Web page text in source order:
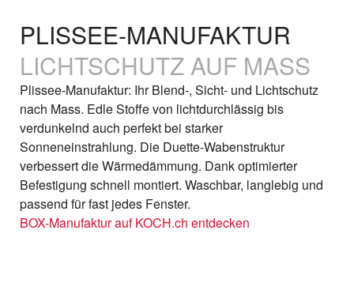
PLISSEE-MANUFAKTUR
LICHTSCHUTZ AUF MASS
Plissee-Manufaktur: Ihr Blend-, Sicht- und Lichtschutz
nach Mass. Edle Stoffe von lichtdurchlässig bis
verdunkelnd auch perfekt bei starker
Sonneneinstrahlung. Die Duette-Wabenstruktur
verbessert die Wärmedämmung. Dank optimierter
Befestigung schnell montiert. Waschbar, langlebig und
passend für fast jedes Fenster.
BOX-Manufaktur auf KOCH.ch entdecken